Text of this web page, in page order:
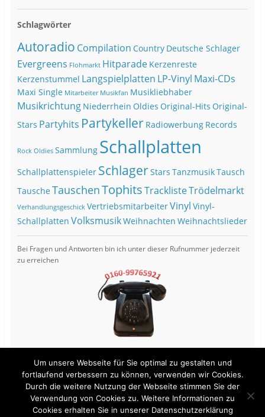
Schlagwörter
Autoradio Compilation Country Deutsche Schlager
Evergreens Flohmarkt Hitparade Kerzenreste
Kerzenstummel Langspielplatten LP-Vinyl Maxi-CDs
Maxi Single Mitarbeiter Musikfan Musikliebhaber
Musikrichtung Niederrhein Oldies Original-Hits Original-
Stars Partyhits Partykeller Radiowerbung Records
Rock Oldies Sammlung Schallplatten
Schallplattenspieler SchlagerStars TanzmusikTausch
TauscheTauschenTophitsTracklisteTrödelmarkt
Verhandlungsgeschick VertriebsmitarbeiterVinyl Vinyl-
Schallplatten VolksmusikWeihnachten Weihnachtslieder
Bei Fragen und Antworten bin ich unter dieser Rufnummer jederzeit
zu erreichen
View Full Site
Proudly powered by WordPress
Um unsere Webseite für Sie optimal zu gestalten und
fortlaufend verbessern zu können, verwenden wir Cookies.
Durch die weitere Nutzung der Webseite stimmen Sie der
Verwendung von Cookies zu. Weitere Informationen zu
Cookies erhalten Sie in unserer Datenschutzerklärung